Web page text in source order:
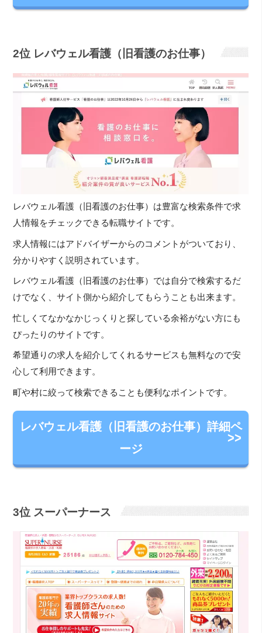
2位 レバウェル看護（旧看護のお仕事）
レバウェル看護（旧看護のお仕事）は豊富な検索条件で求
人情報をチェックできる転職サイトです。
求人情報にはアドバイザーからのコメントがついており、
分かりやすく説明されています。
レバウェル看護（旧看護のお仕事）では自分で検索するだ
けでなく、サイト側から紹介してもらうことも出来ます。
忙しくてなかなかじっくりと探している余裕がない方にも
ぴったりのサイトです。
希望通りの求人を紹介してくれるサービスも無料なので安
心して利用できます。
町や村に絞って検索できることも便利なポイントです。
レバウェル看護（旧看護のお仕事）詳細ペ
ージ
3位 スーパーナース